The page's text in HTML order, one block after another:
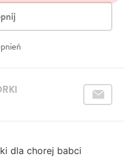
dla chorej babci